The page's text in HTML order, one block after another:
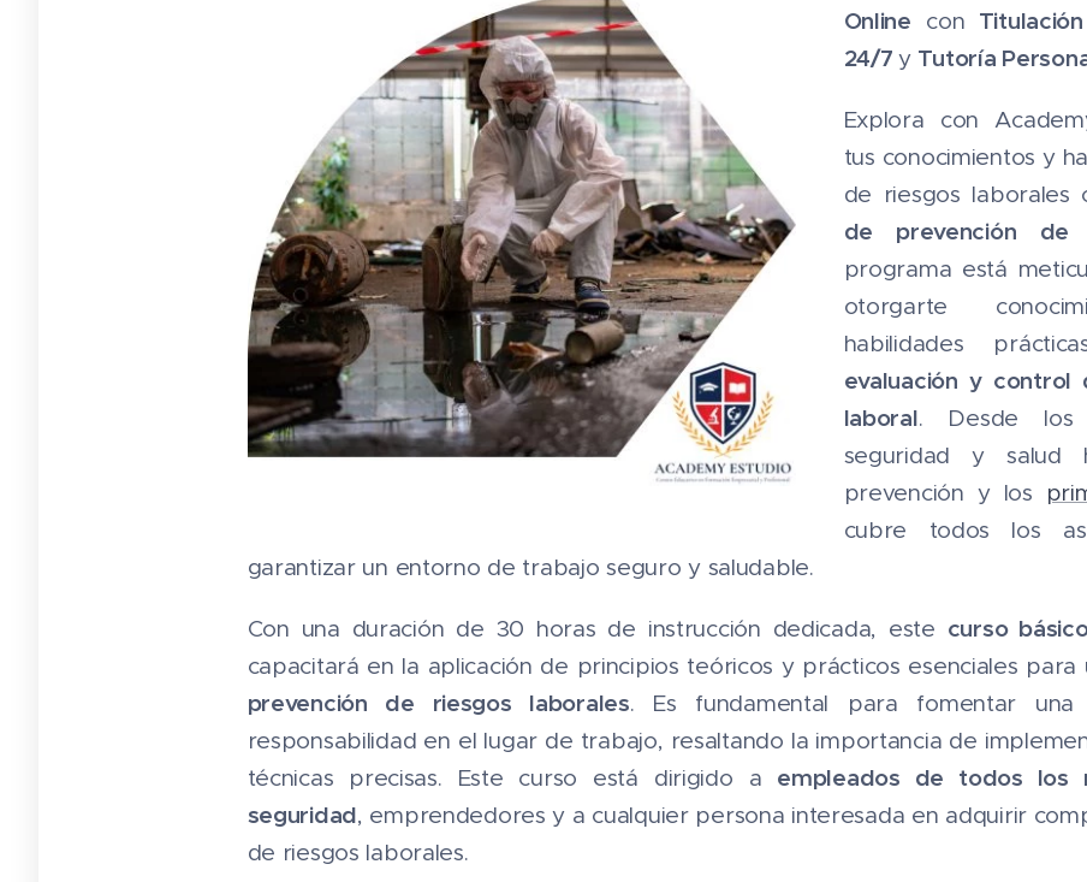
Online con
24/7yTutoría
Explora con
tus conocimientos y
de riesgos laborales
de prevención de
programa está
otorgarte
habilidades
evaluación y
laboral. Desde los
seguridad y
prevención y los
cubre todos los
garantizar un entorno de trabajo seguro y saludable.
Con una duración de 30 horas de instrucción dedicada, este curso
capacitará en la aplicación de principios teóricos y prácticos esenciales para
prevención de riesgos laborales. Es fundamental para fomentar
responsabilidad en el lugar de trabajo, resaltando la importancia de
técnicas precisas. Este curso está dirigido a empleados de todos los
seguridad, emprendedores y a cualquier persona interesada en adquirir
de riesgos laborales.